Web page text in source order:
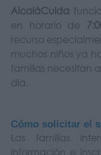
AlcaláCuida
en horario de
recurso
muchos niños ya
familias necesitan
día.
Cómo solicitar el
Las familias
información e